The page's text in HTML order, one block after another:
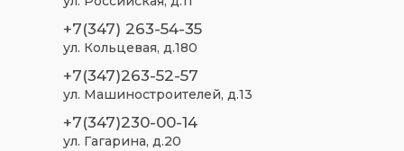
+7(347) 263-54-35
ул. Кольцевая, д.180
+7(347)263-52-57
ул. Машиностроителей, д.13
+7(347)230-00-14
ул. Гагарина, д.20